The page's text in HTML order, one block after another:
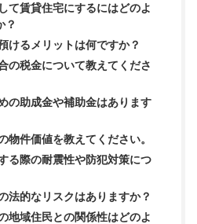
て賃貸住宅にするにはどのよ
？
けるメリットは何ですか？
の税金について教えてくださ
の助成金や補助金はあります
物件価値を教えてください。
る際の耐震性や防犯対策につ
法的なリスクはありますか？
地域住民との関係性はどのよ